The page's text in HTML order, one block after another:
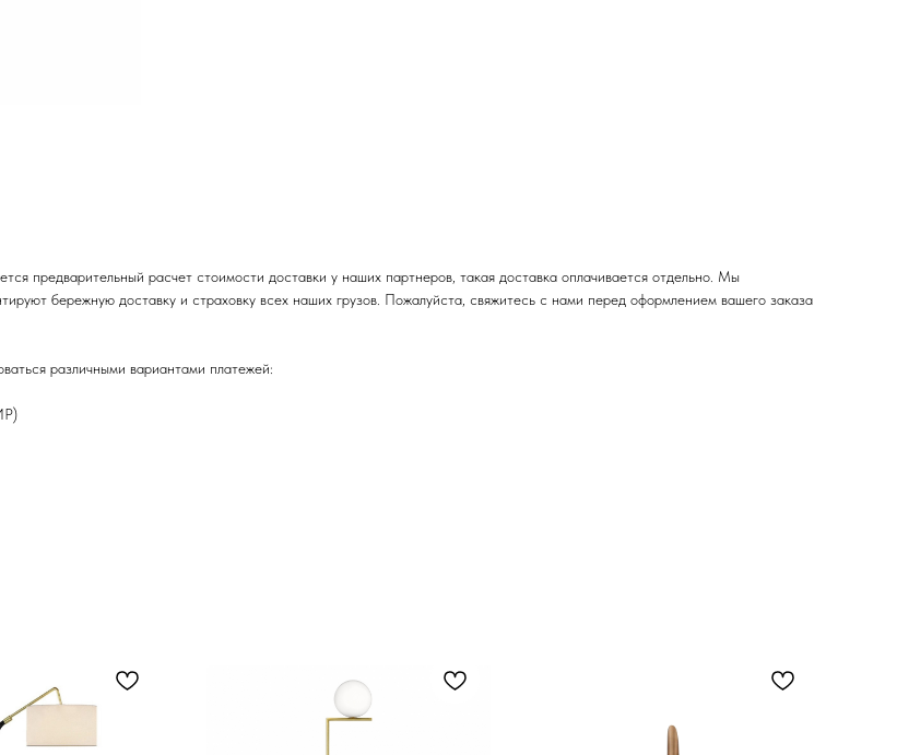
предварительный расчет стоимости доставки у наших партнеров, такая доставка оплачивается отдельно. Мы
бережную доставку и страховку всех наших грузов. Пожалуйста, свяжитесь с нами перед оформлением вашего заказа
различными вариантами платежей: